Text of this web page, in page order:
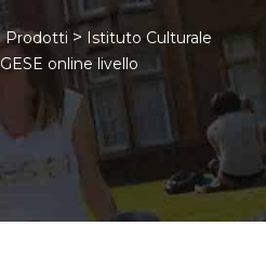
Prodotti > Istituto Culturale
online livello